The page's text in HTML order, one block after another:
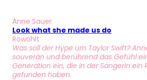
Anne Sauer
Look what she made us do
Rowohlt
Was soll der Hype um Taylor Swift?
souverän und berührend das Gefühl
Generation ein, die in der Sängerin ein
gefunden haben.